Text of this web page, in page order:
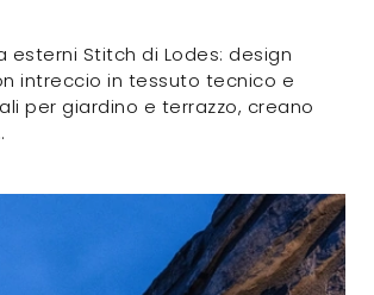
esterni Stitch di Lodes: design
intreccio in tessuto tecnico e
per giardino e terrazzo, creano